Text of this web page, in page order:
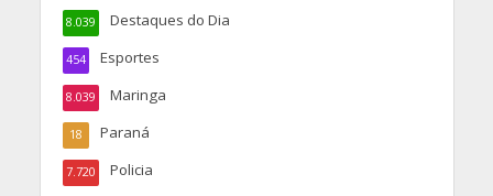
Destaques do Dia
8.039
Esportes
454
Maringa
8.039
Paraná
18
Policia
7.720